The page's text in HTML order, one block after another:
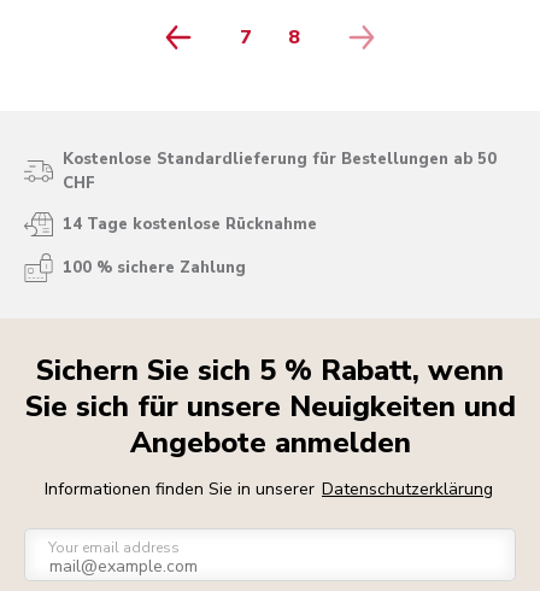
PAGE
7 PAGE
8
Kostenlose Standardlieferung für Bestellungen ab 50
CHF
14 Tage kostenlose Rücknahme
100 % sichere Zahlung
Sichern Sie sich 5 % Rabatt, wenn
Sie sich für unsere Neuigkeiten und
Angebote anmelden
Informationen finden Sie in unserer Datenschutzerklärung
Your email address